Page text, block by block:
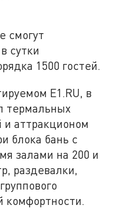
смогут
сутки
1500 гостей.
Е1.RU, в
термальных
и аттракционом
блока бань с
залами на 200 и
раздевалки,
комфортности.